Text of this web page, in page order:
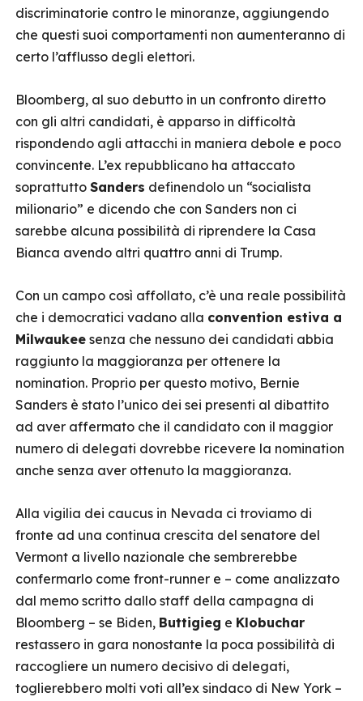
discriminatorie contro le minoranze, aggiungendo
che questi suoi comportamenti non aumenteranno di
certo l’afflusso degli elettori.
Bloomberg, al suo debutto in un confronto diretto
con gli altri candidati, è apparso in difficoltà
rispondendo agli attacchi in maniera debole e poco
convincente. L’ex repubblicano ha attaccato
soprattutto Sanders definendolo un “socialista
milionario” e dicendo che con Sanders non ci
sarebbe alcuna possibilità di riprendere la Casa
Bianca avendo altri quattro anni di Trump.
Con un campo così affollato, c’è una reale possibilità
che i democratici vadano alla convention estiva a
Milwaukee senza che nessuno dei candidati abbia
raggiunto la maggioranza per ottenere la
nomination. Proprio per questo motivo, Bernie
Sanders è stato l’unico dei sei presenti al dibattito
ad aver affermato che il candidato con il maggior
numero di delegati dovrebbe ricevere la nomination
anche senza aver ottenuto la maggioranza.
Alla vigilia dei caucus in Nevada ci troviamo di
fronte ad una continua crescita del senatore del
Vermont a livello nazionale che sembrerebbe
confermarlo come front-runner e – come analizzato
dal memo scritto dallo staff della campagna di
Bloomberg – se Biden, Buttigieg e Klobuchar
restassero in gara nonostante la poca possibilità di
raccogliere un numero decisivo di delegati,
toglierebbero molti voti all’ex sindaco di New York –